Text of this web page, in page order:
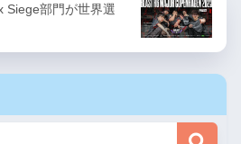
Siege部門が世界選